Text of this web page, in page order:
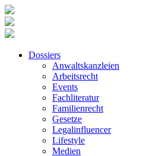
Dossiers
Anwaltskanzleien
Arbeitsrecht
Events
Fachliteratur
Familienrecht
Gesetze
Legalinfluencer
Lifestyle
Medien